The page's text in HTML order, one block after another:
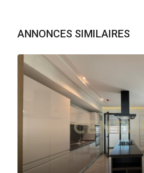
ANNONCES SIMILAIRES